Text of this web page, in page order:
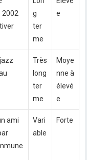
2002
g
ter
me
e
Très
long
ter
me
Moye
nne à
élevé
e
ami
Vari
able
Forte